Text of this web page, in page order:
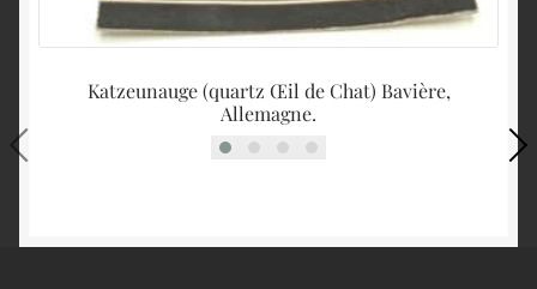
Katzeunauge (quartz Œil de Chat) Bavière,
Allemagne.